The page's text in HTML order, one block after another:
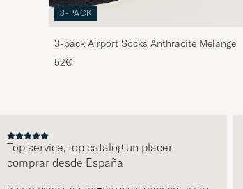
3-PACK
3-pack Airport Socks Anthracite Melange
52€
SIGUIENTE
Top service, top catalog un placer
comprar desde España